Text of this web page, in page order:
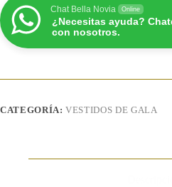
Chat Bella Novia Online
¿Necesitas ayuda?
con nosotros.
CATEGORÍA:VESTIDOS DE GALA